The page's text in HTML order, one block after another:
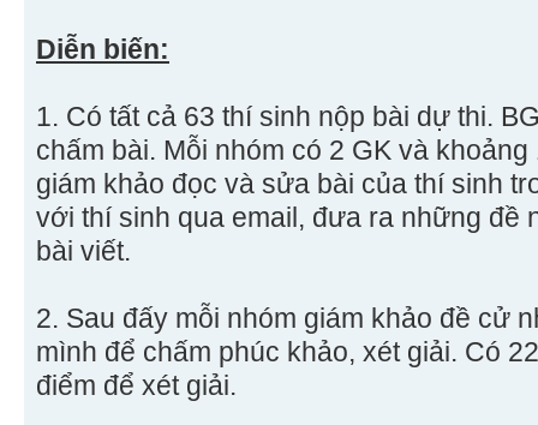
Diễn biến:
1. Có tất cả 63 thí sinh nộp bài dự thi.
chấm bài. Mỗi nhóm có 2 GK và
giám khảo đọc và sửa bài của thí sinh
với thí sinh qua email, đưa ra những đề
bài viết.
2. Sau đấy mỗi nhóm giám khảo đề cử
mình để chấm phúc khảo, xét giải. Có
điểm để xét giải.